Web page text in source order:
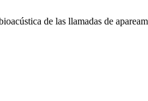
de las llamadas de